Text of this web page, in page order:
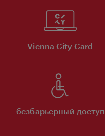
Vienna City Card
безбарьерный доступ